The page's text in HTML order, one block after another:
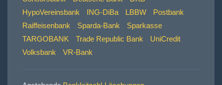
HypoVereinsbank
ING-DiBa LBBW
Postbank
Raiffeisenbank
Sparda-Bank
Sparkasse
TARGOBANK
Trade Republic Bank
UniCredit
Volksbank
VR-Bank